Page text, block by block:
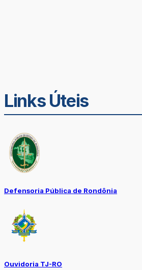
Links Úteis
Defensoria Pública de Rondônia
Ouvidoria TJ-RO